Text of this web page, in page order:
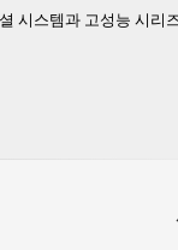
시스템과 고성능 시리